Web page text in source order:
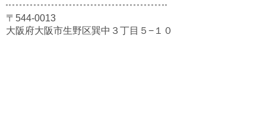
〒544-0013
大阪府大阪市生野区巽中３丁目５−１０